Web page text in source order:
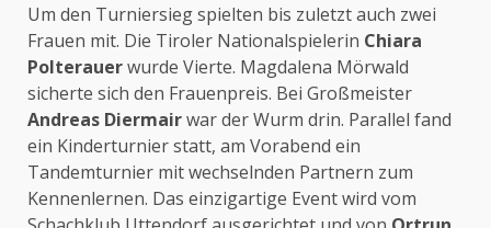
Um den Turniersieg spielten bis zuletzt auch zwei
Frauen mit. Die Tiroler Nationalspielerin Chiara
Polterauerwurde Vierte. Magdalena Mörwald
sicherte sich den Frauenpreis. Bei Großmeister
Andreas Diermairwar der Wurm drin. Parallel fand
ein Kinderturnier statt, am Vorabend ein
Tandemturnier mit wechselnden Partnern zum
Kennenlernen. Das einzigartige Event wird vom